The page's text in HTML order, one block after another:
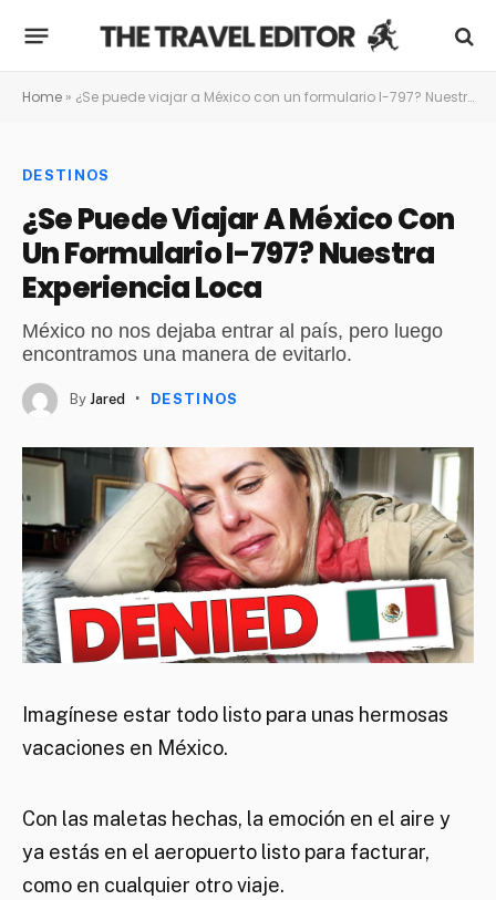
Home » ¿Se puede viajar a México con un formulario I-797? Nuestra experiencia loca
DESTINOS
¿Se Puede Viajar A México Con
Un Formulario I-797? Nuestra
Experiencia Loca
México no nos dejaba entrar al país, pero luego
encontramos una manera de evitarlo.
By Jared DESTINOS
Imagínese estar todo listo para unas hermosas
vacaciones en México.
Con las maletas hechas, la emoción en el aire y
ya estás en el aeropuerto listo para facturar,
como en cualquier otro viaje.